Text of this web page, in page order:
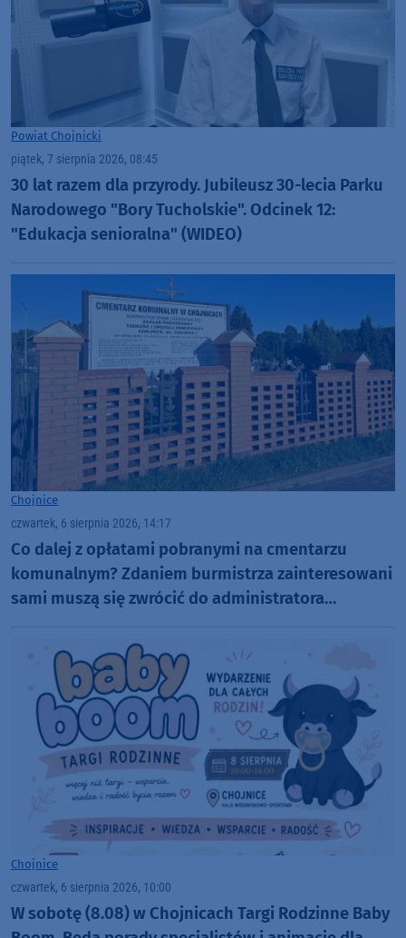
Powiat Chojnicki
piątek, 7 sierpnia 2026, 08:45
30 lat razem dla przyrody. Jubileusz 30-lecia Parku
Narodowego "Bory Tucholskie". Odcinek 12:
"Edukacja senioralna" (WIDEO)
Chojnice
czwartek, 6 sierpnia 2026, 14:17
Co dalej z opłatami pobranymi na cmentarzu
komunalnym? Zdaniem burmistrza zainteresowani
sami muszą się zwrócić do administratora
Chojnice
czwartek, 6 sierpnia 2026, 10:00
W sobotę (8.08) w Chojnicach Targi Rodzinne Baby